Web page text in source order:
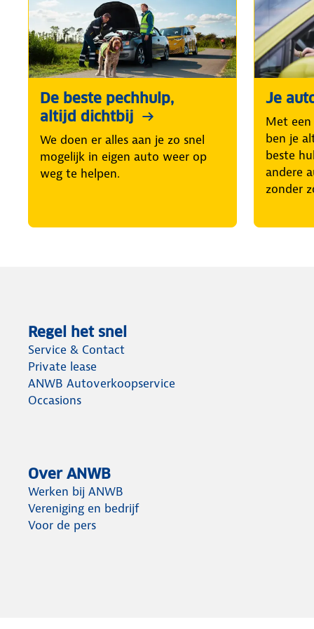
De beste pechhulp,
altijd dichtbij
We doen er alles aan je zo snel
mogelijk in eigen auto weer op
weg te helpen.
Je
Met een
ben je
beste
andere
zonder
Regel het snel
Service & Contact
Private lease
ANWB Autoverkoopservice
Occasions
Over ANWB
Werken bij ANWB
Vereniging en bedrijf
Voor de pers